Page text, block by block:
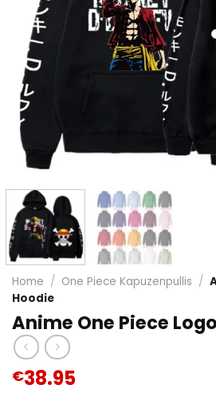
Home / One Piece Kapuzenpullis /
Hoodie
Anime One Piece
€38.95